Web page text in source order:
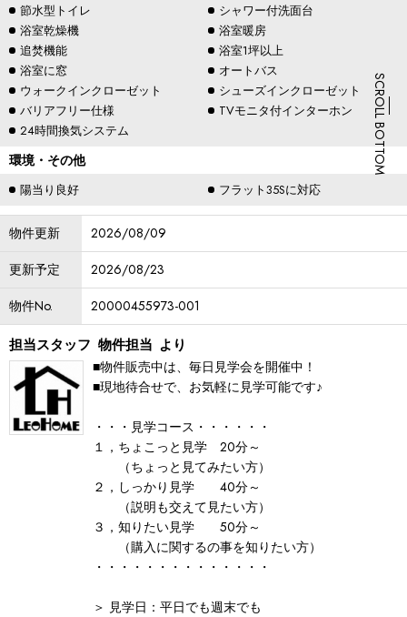
節水型トイレ
シャワー付洗面台
浴室乾燥機
浴室暖房
追焚機能
浴室1坪以上
浴室に窓
オートバス
ウォークインクローゼット
シューズインクローゼット
バリアフリー仕様
TVモニタ付インターホン
24時間換気システム
環境・その他
陽当り良好 フラット35Sに対応
物件更新
2026/08/09
更新予定
2026/08/23
物件No.
20000455973-001
担当スタッフ 物件担当 より
■物件販売中は、毎日見学会を開催中！
■現地待合せで、お気軽に見学可能です♪
・・・見学コース・・・・・・
１，ちょこっと見学 20分～
（ちょっと見てみたい方）
２，しっかり見学 40分～
（説明も交えて見たい方）
３，知りたい見学 50分～
（購入に関するの事を知りたい方）
・・・・・・・・・・・・・・
＞ 見学日：平日でも週末でも
SCROLL BOTTOM